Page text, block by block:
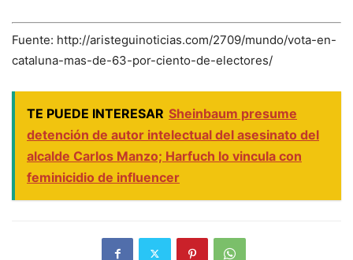
Fuente: http://aristeguinoticias.com/2709/mundo/vota-en-
cataluna-mas-de-63-por-ciento-de-electores/
TE PUEDE INTERESAR Sheinbaum presume
detención de autor intelectual del asesinato del
alcalde Carlos Manzo; Harfuch lo vincula con
feminicidio de influencer